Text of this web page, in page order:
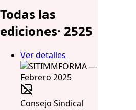
Todas las
ediciones· 2525
Ver detalles
Consejo Sindical